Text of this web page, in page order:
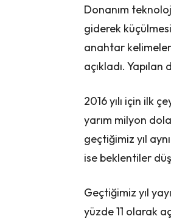
Donanım
giderek
anahtar
açıkladı.
2016 yılı için ilk
yarım milyon
geçtiğimiz yıl
ise beklentiler
Geçtiğimiz yıl
yüzde 11 olarak